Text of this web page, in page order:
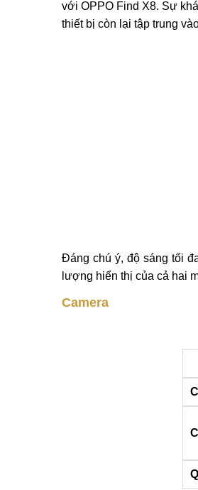
với OPPO Find X8. Sự
thiết bị còn lại tập trung
Đáng chú ý, độ sáng tối
lượng hiển thị của cả hai
Camera